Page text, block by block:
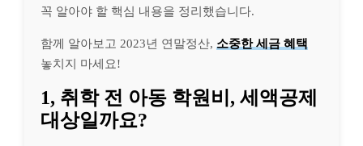
꼭 알아야 할 핵심 내용을 정리했습니다.
함께 알아보고 2023년 연말정산, 소중한 세금 혜택
놓치지 마세요!
1, 취학 전 아동 학원비, 세액공제
대상일까요?